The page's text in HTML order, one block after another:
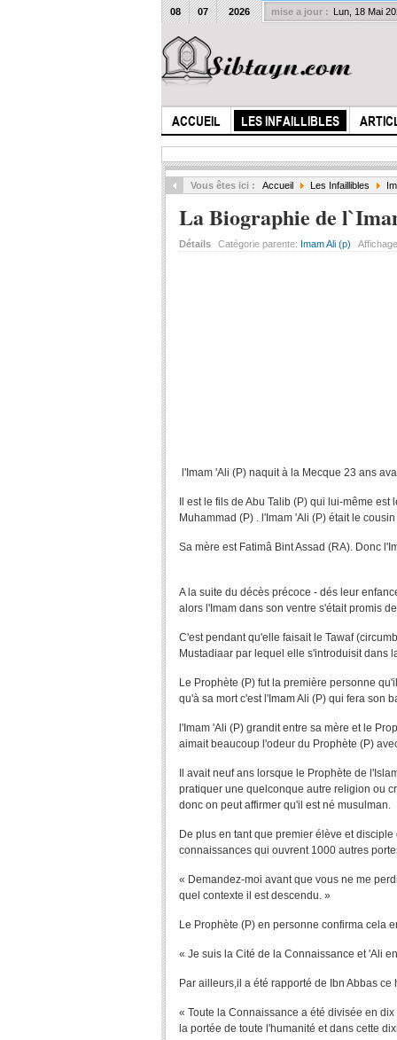
ACCUEIL LES INFAILLIBLES
08 07 2026 mise a jour : Lun, 18 Mai
Vous êtes ici : Accueil Les Infaillibles
La Biographie de
Détails Catégorie parente: Imam Ali (p)
l'Imam 'Ali (P) naquit à la Mecque 23 ans
Il est le fils de Abu Talib (P) qui lui-même
Muhammad (P) . l'Imam 'Ali (P) était le
Sa mère est Fatimâ Bint Assad (RA). Donc
A la suite du décès précoce - dés leur
alors l'Imam dans son ventre s'était promis
C'est pendant qu'elle faisait le Tawaf
Mustadiaar par lequel elle s'introduisit dans
Le Prophète (P) fut la première personne
qu'à sa mort c'est l'Imam Ali (P) qui fera son
l'Imam 'Ali (P) grandit entre sa mère et le
aimait beaucoup l'odeur du Prophète (P)
Il avait neuf ans lorsque le Prophète de
pratiquer une quelconque autre religion ou
donc on peut affirmer qu'il est né musulman.
De plus en tant que premier élève et
connaissances qui ouvrent 1000 autres
« Demandez-moi avant que vous ne me
quel contexte il est descendu. »
Le Prophète (P) en personne confirma cela
« Je suis la Cité de la Connaissance et 'Ali
Par ailleurs,il a été rapporté de Ibn Abbas ce
« Toute la Connaissance a été divisée en
la portée de toute l'humanité et dans cette